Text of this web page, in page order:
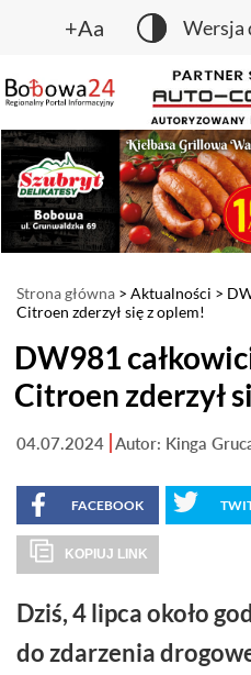
+Aa Wersja
Strona główna > Aktualności >
Citroen zderzył się z oplem!
DW981
Citroen zderzył
04.07.2024 Autor: Kinga
FACEBOOK
KOPIUJ LINK
Dziś, 4 lipca około
do zdarzenia